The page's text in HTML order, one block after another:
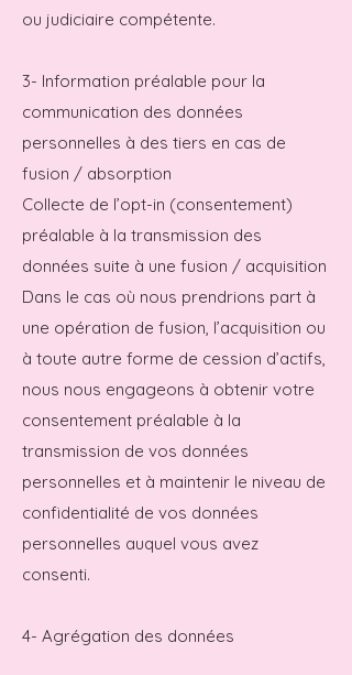
ou judiciaire compétente.
3- Information préalable pour la
communication des données
personnelles à des tiers en cas de
fusion / absorption
Collecte de l’opt-in (consentement)
préalable à la transmission des
données suite à une fusion / acquisition
Dans le cas où nous prendrions part à
une opération de fusion, l’acquisition ou
à toute autre forme de cession d’actifs,
nous nous engageons à obtenir votre
consentement préalable à la
transmission de vos données
personnelles et à maintenir le niveau de
confidentialité de vos données
personnelles auquel vous avez
consenti.
4- Agrégation des données